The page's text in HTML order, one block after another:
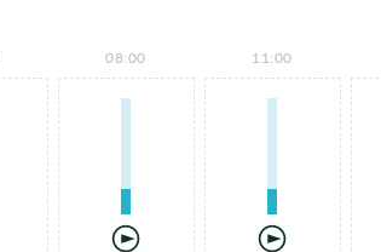
08:00 11:00